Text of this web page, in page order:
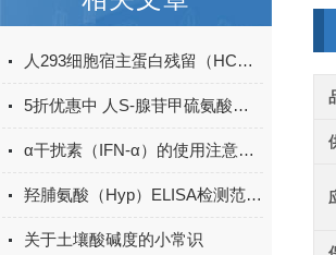
人293细胞宿主蛋白残留（HCP）ELISA检测试剂盒产品升级
5折优惠中 人S-腺苷甲硫氨酸（SAM）ELISA试剂盒
α干扰素（IFN-α）的使用注意事项有哪些？
羟脯氨酸（Hyp）ELISA检测范围多少？
关于土壤酸碱度的小常识